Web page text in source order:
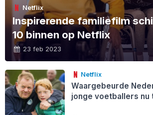
Netflix
Inspirerende familiefilm
10 binnen op Netflix
23 feb 2023
Netflix
Waargebeurde
jonge voetballers nu